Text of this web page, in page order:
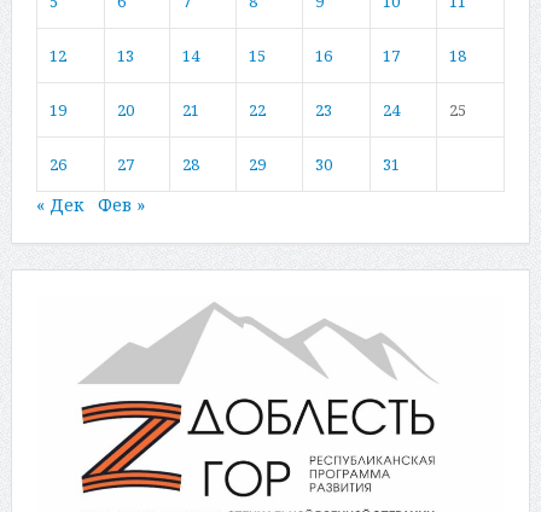
12 13 14 15 16 17 18
19 20 21 22 23 24 25
26 27 28 29 30 31
« Дек Фев »